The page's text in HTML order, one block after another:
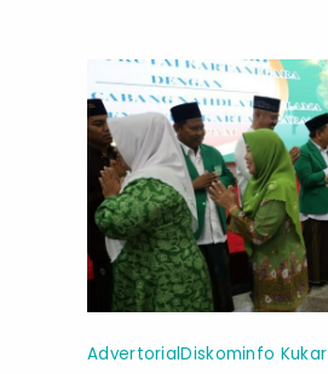
AdvertorialDiskominfo Kukar